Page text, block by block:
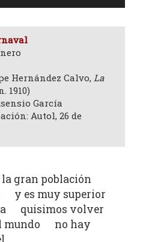
Hernández Calvo, La
1910)
García
Autol, 26 de
gran población
y es muy superior
quisimos volver
mundo no hay